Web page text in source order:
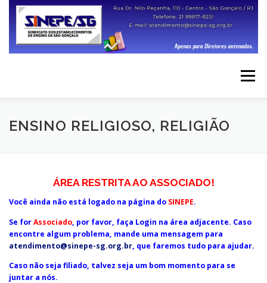
Menu
INÍCIO SERVIÇOS INSTITUCIONAL
ENSINO RELIGIOSO, RELIGIÃO
ÁREA RESTRITA AO ASSOCIADO!
Você ainda não está logado na página do SINEPE.
Se forAssociado, por favor, faça Login na área adjacente. Caso
encontre algum problema, mande uma mensagem para
atendimento@sinepe-sg.org.br, que faremos tudo para ajudar.
Caso não seja filiado, talvez seja um bom momento para se
juntar a nós.